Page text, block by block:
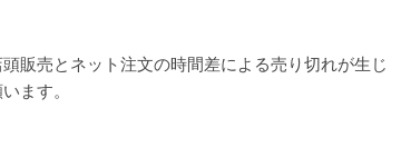
販売とネット注文の時間差による売り切れが生じ
ます。